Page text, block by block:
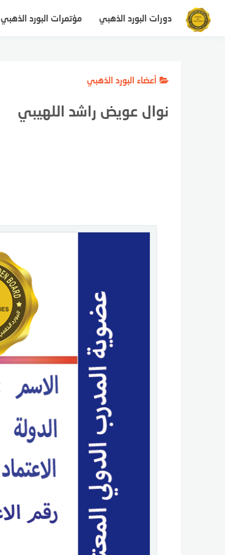
المحتوى
دورات البورد الذهبي مؤتمرات البورد الذهبي
أعضاء البورد الذهبي
نوال عويض راشد اللهيبي